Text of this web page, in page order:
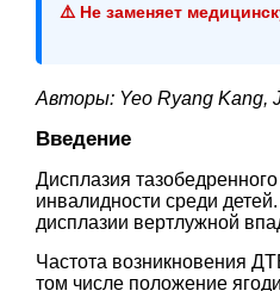
⚠️ Не заменяет
Авторы: Yeo Ryang Kang,
Введение
Дисплазия
инвалидности среди
дисплазии вертлужной
Частота возникновения
том числе положение